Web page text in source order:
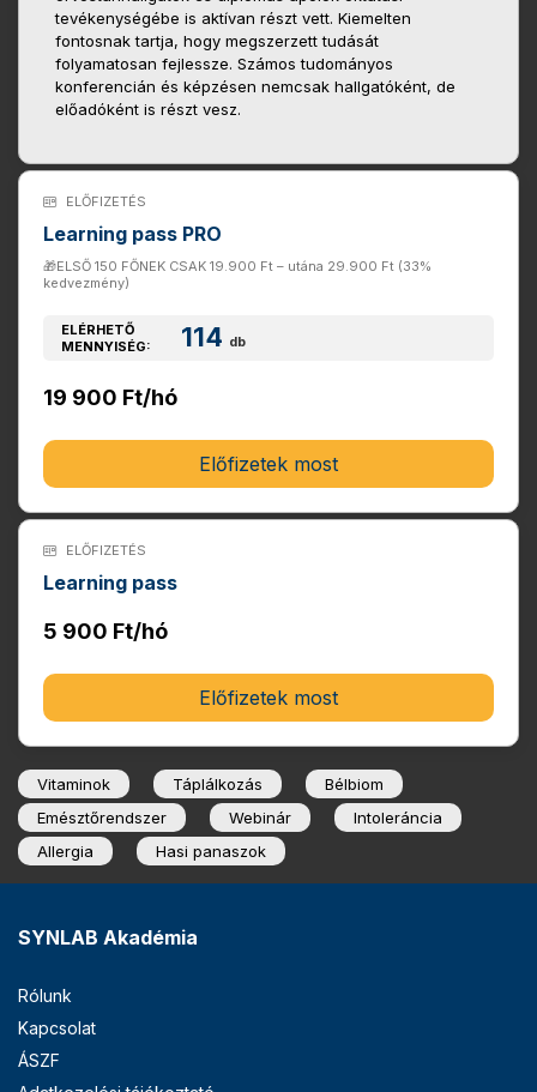
tevékenységébe is aktívan részt vett. Kiemelten
fontosnak tartja, hogy megszerzett tudását
folyamatosan fejlessze. Számos tudományos
konferencián és képzésen nemcsak hallgatóként, de
előadóként is részt vesz.
ELŐFIZETÉS
Learning pass PRO
🎁ELSŐ 150 FŐNEK CSAK 19.900 Ft – utána 29.900 Ft (33%
kedvezmény)
ELÉRHETŐ
MENNYISÉG:
114 db
19 900 Ft/hó
Előfizetek most
ELŐFIZETÉS
Learning pass
5 900 Ft/hó
Előfizetek most
Vitaminok Táplálkozás
Bélbiom
Emésztőrendszer
Webinár
Intoleráncia
Allergia
Hasi panaszok
SYNLAB Akadémia
Rólunk
Kapcsolat
ÁSZF